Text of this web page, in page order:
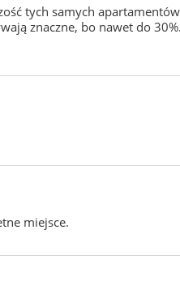
tych samych
znaczne, bo nawet do
miejsce.